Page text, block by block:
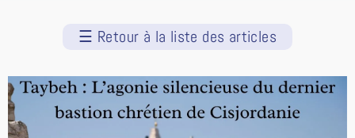
☰ Retour à la liste des articles